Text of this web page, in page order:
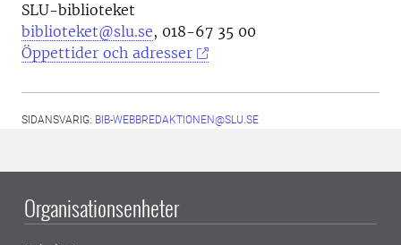
SLU-biblioteket
biblioteket@slu.se, 018-67 35 00
Öppettider och adresser
SIDANSVARIG: BIB-WEBBREDAKTIONEN@SLU.SE
Organisationsenheter